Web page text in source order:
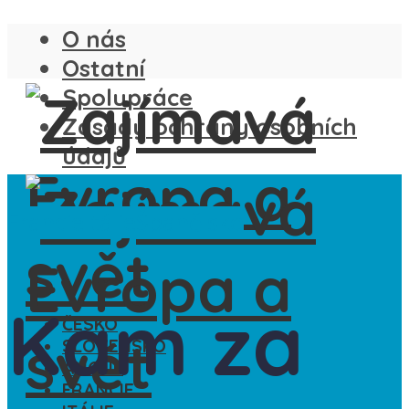
O nás
Ostatní
Spolupráce
Zásady ochrany osobních
údajů
ČESKO
SLOVENSKO
ANGLIE
FRANCIE
Kam za